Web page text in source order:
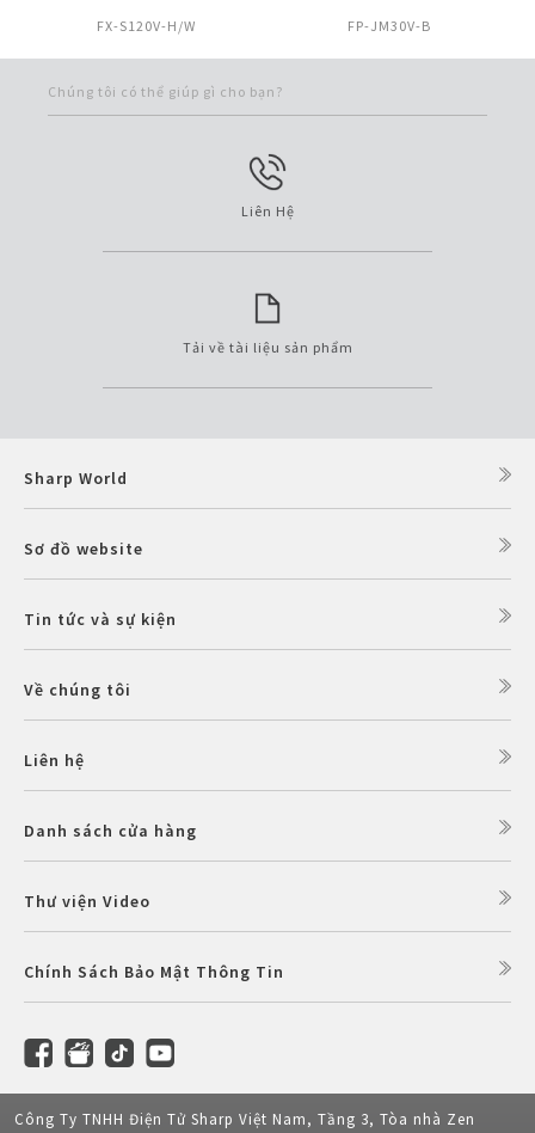
FX-S120V-H/W FP-JM30V-B
Chúng tôi có thể giúp gì cho bạn?
Liên Hệ
Tải về tài liệu sản phẩm
Sharp World
Sơ đồ website
Tin tức và sự kiện
Về chúng tôi
Liên hệ
Danh sách cửa hàng
Thư viện Video
Chính Sách Bảo Mật Thông Tin
Công Ty TNHH Điện Tử Sharp Việt Nam, Tầng 3, Tòa nhà Zen